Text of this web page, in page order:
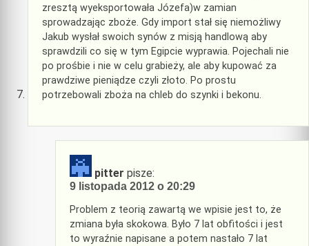
zresztą wyeksportowała Józefa)w zamian
sprowadzając zboże. Gdy import stał się niemożliwy
Jakub wysłał swoich synów z misją handlową aby
sprawdzili co się w tym Egipcie wyprawia. Pojechali nie
po prośbie i nie w celu grabieży, ale aby kupować za
prawdziwe pieniądze czyli złoto. Po prostu
potrzebowali zboża na chleb do szynki i bekonu.
pitter pisze:
9 listopada 2012 o 20:29
Problem z teorią zawartą we wpisie jest to, że
zmiana była skokowa. Było 7 lat obfitości i jest
to wyraźnie napisane a potem nastało 7 lat